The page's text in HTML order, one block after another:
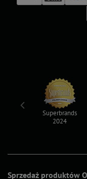
Sprzedaż produktów
Superbrands
2024